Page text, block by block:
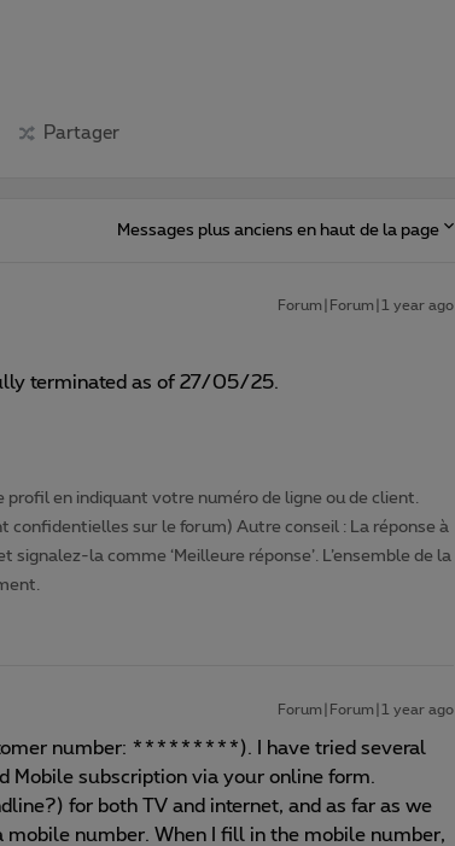
Partager
Messages plus anciens en haut de la page
Forum|Forum|1 year ago
terminated as of 27/05/25.
en indiquant votre numéro de ligne ou de client.
confidentielles sur le forum) Autre conseil : La réponse à
signalez-la comme ‘Meilleure réponse’. L’ensemble de la
Forum|Forum|1 year ago
number: *********). I have tried several
Mobile subscription via your online form.
for both TV and internet, and as far as we
mobile number. When I fill in the mobile number,